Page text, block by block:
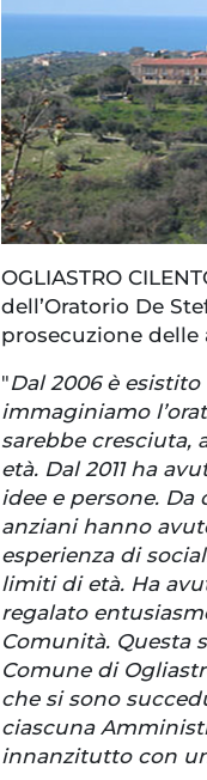
OGLIASTRO
dell’Oratorio De
prosecuzione
"Dal 2006 è
immaginiamo
sarebbe cresciuta,
età. Dal 2011 ha
idee e persone.
anziani hanno
esperienza di
limiti di età. Ha
regalato
Comunità. Questa
Comune di
che si sono
ciascuna
innanzitutto con